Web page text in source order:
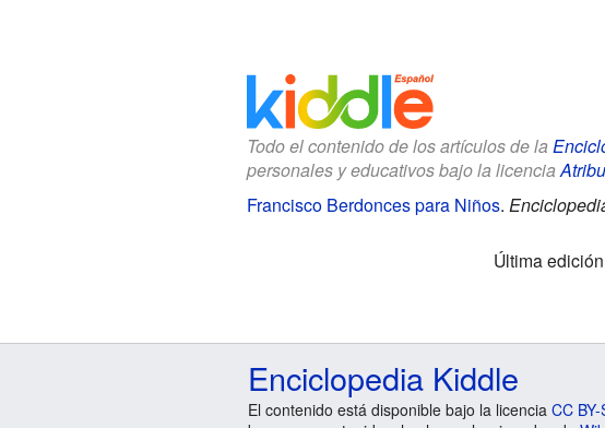
Todo el contenido de los artículos de la
personales y educativos bajo la licencia
Francisco Berdonces para Niños.
Última
Enciclopedia Kiddle
El contenido está disponible bajo la licencia CC